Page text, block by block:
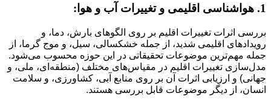
1. هواشناسی اقلیمی و تغییرات آب و هوا:
بررسی اثرات تغییرات اقلیم بر روی الگوهای بارش، دما، و
رویدادهای اقلیمی شدید، از جمله خشکسالی، سیل، و موج گرما، از
جمله مهم‌ترین موضوعات تحقیقاتی در این حوزه محسوب می‌شود.
مدل‌سازی تغییرات اقلیم در مقیاس‌های مختلف (منطقه‌ای، ملی، و
جهانی) و ارزیابی اثرات آن بر روی منابع آبی، کشاورزی، و سلامت
انسان، از دیگر موضوعات قابل بررسی هستند.